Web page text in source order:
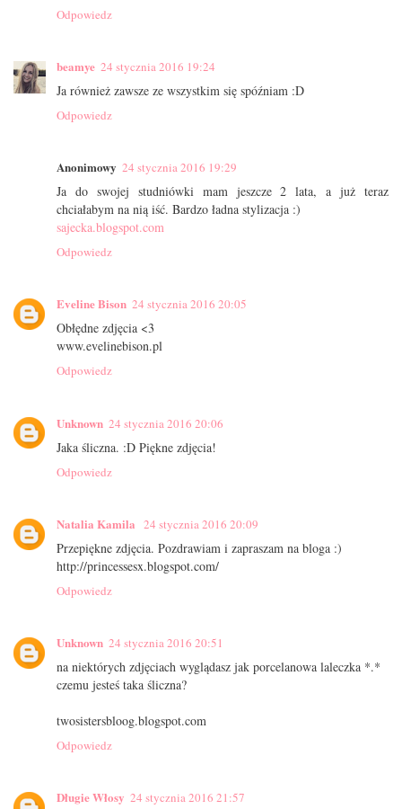
Odpowiedz
beamye 24 stycznia 2016 19:24
Ja również zawsze ze wszystkim się spóźniam :D
Odpowiedz
Anonimowy 24 stycznia 2016 19:29
Ja do swojej studniówki mam jeszcze 2 lata, a już teraz
chciałabym na nią iść. Bardzo ładna stylizacja :)
sajecka.blogspot.com
Odpowiedz
Eveline Bison 24 stycznia 2016 20:05
Obłędne zdjęcia <3
www.evelinebison.pl
Odpowiedz
Unknown 24 stycznia 2016 20:06
Jaka śliczna. :D Piękne zdjęcia!
Odpowiedz
Natalia Kamila 24 stycznia 2016 20:09
Przepiękne zdjęcia. Pozdrawiam i zapraszam na bloga :)
http://princessesx.blogspot.com/
Odpowiedz
Unknown 24 stycznia 2016 20:51
na niektórych zdjęciach wyglądasz jak porcelanowa laleczka *.*
czemu jesteś taka śliczna?
twosistersbloog.blogspot.com
Odpowiedz
Długie Włosy 24 stycznia 2016 21:57